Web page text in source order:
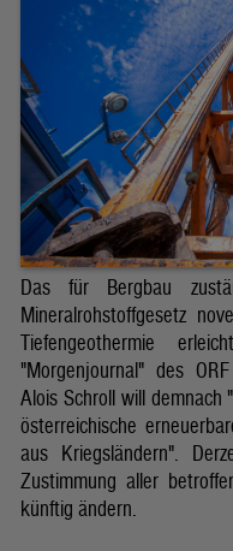
Das für Bergbau
Mineralrohstoffgesetz
Tiefengeothermie
"Morgenjournal" des
Alois Schroll will demnach
österreichische
aus Kriegsländern".
Zustimmung aller
künftig ändern.